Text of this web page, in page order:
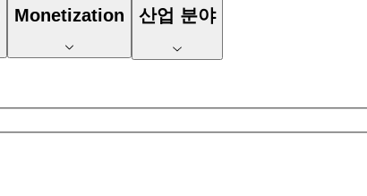
Monetization 산업 분야